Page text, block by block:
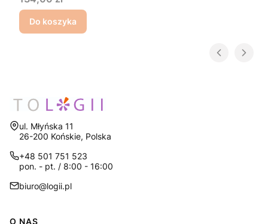
Do koszyka
Adres:
ul. Młyńska 11
26-200 Końskie, Polska
+48 501 751 523
pon. - pt. / 8:00 - 16:00
biuro@logii.pl
O NAS